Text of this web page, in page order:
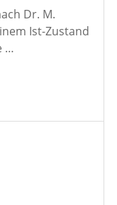
Dr. M.
Ist-Zustand
…